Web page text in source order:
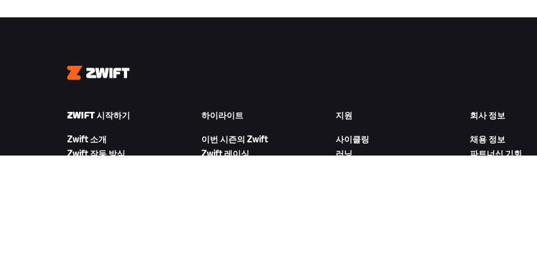
Zwift
ZWIFT 시작하기
Zwift 소개
Zwift 작동 방식
하이라이트
이번 시즌의 Zwift
Zwift 레이싱
지원
사이클링
러닝
회사 정보
채용 정보
파트너십 기회